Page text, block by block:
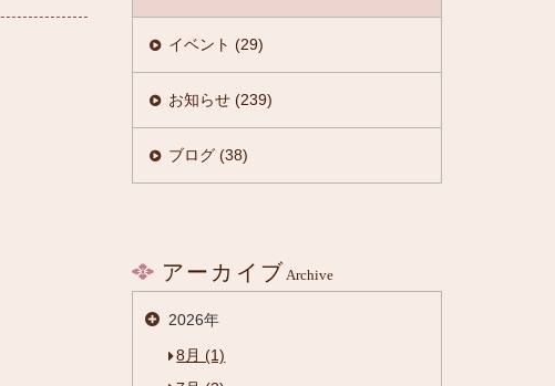
イベント (29)
お知らせ (239)
ブログ (38)
アーカイブArchive
2026年
8月 (1)
日付けから検索